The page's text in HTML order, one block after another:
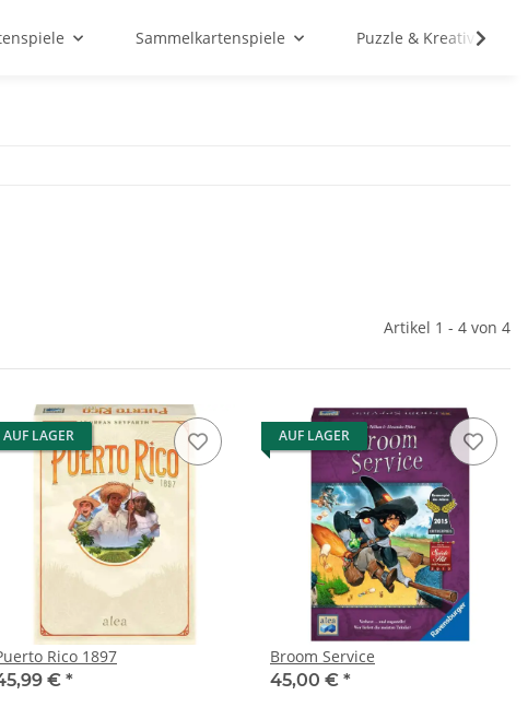
Sammelkartenspiele Puzzle & Kreativ
Artikel 1 - 4 von 4
AUF LAGER
Rico 1897
€ *
AUF LAGER
Broom Service
45,00 € *